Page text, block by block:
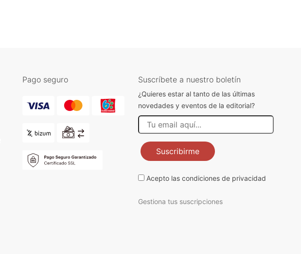
Pago seguro Suscríbete a nuestro boletín
¿Quieres estar al tanto de las últimas
novedades y eventos de la editorial?
Suscribirme
Acepto las condiciones de privacidad
Gestiona tus suscripciones